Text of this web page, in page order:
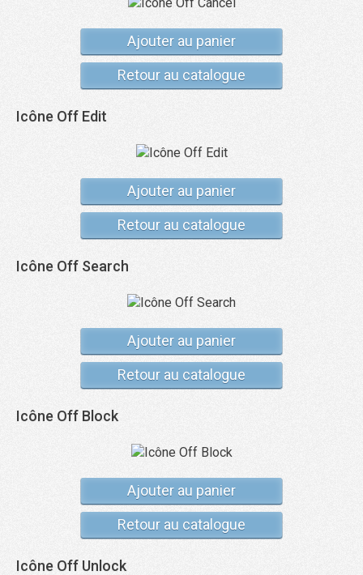
Ajouter au panier
Retour au catalogue
Icône Off Edit
Ajouter au panier
Retour au catalogue
Icône Off Search
Ajouter au panier
Retour au catalogue
Icône Off Block
Ajouter au panier
Retour au catalogue
Icône Off Unlock